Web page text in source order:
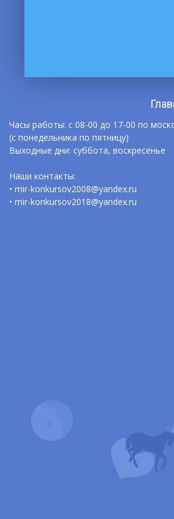
Часы работы: с 08-00 до 17-00 по
(с понедельника по пятницу)
Выходные дни: суббота, воскресенье
Наши контакты:
• mir-konkursov2008@yandex.ru
• mir-konkursov2018@yandex.ru